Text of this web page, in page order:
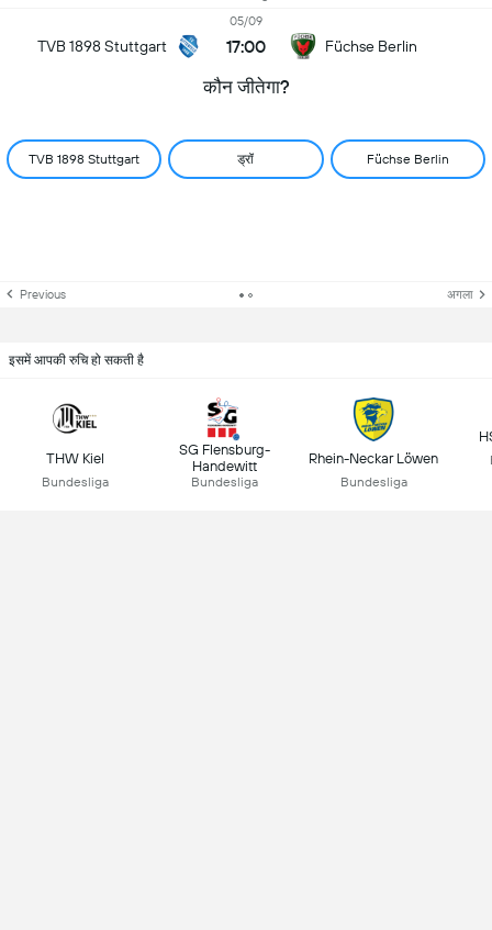
TVB 1898 Stuttgart
05/09
17:00 Füchse Berlin
कौन जीतेगा?
TVB 1898 Stuttgart ड्रॉ Füchse Berlin
Previous अगला
इसमें आपकी रुचि हो सकती है
THW Kiel
Bundesliga
SG Flensburg-
Handewitt
Bundesliga
Rhein-Neckar Löwen
Bundesliga